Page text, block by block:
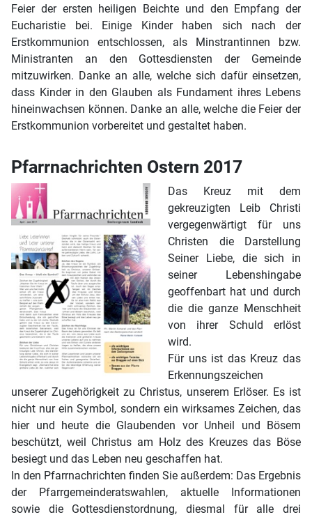
Feier der ersten heiligen Beichte und den Empfang der
Eucharistie bei. Einige Kinder haben sich nach der
Erstkommunion entschlossen, als Minstrantinnen bzw.
Ministranten an den Gottesdiensten der Gemeinde
mitzuwirken. Danke an alle, welche sich dafür einsetzen,
dass Kinder in den Glauben als Fundament ihres Lebens
hineinwachsen können. Danke an alle, welche die Feier der
Erstkommunion vorbereitet und gestaltet haben.
Pfarrnachrichten Ostern 2017
Das Kreuz mit dem
gekreuzigten Leib Christi
vergegenwärtigt für uns
Christen die Darstellung
Seiner Liebe, die sich in
seiner Lebenshingabe
geoffenbart hat und durch
die die ganze Menschheit
von ihrer Schuld erlöst
wird.
Für uns ist das Kreuz das
Erkennungszeichen
unserer Zugehörigkeit zu Christus, unserem Erlöser. Es ist
nicht nur ein Symbol, sondern ein wirksames Zeichen, das
hier und heute die Glaubenden vor Unheil und Bösem
beschützt, weil Christus am Holz des Kreuzes das Böse
besiegt und das Leben neu geschaffen hat.
In den Pfarrnachrichten finden Sie außerdem: Das Ergebnis
der Pfarrgemeinderatswahlen, aktuelle Informationen
sowie die Gottesdienstordnung, diesmal für alle drei